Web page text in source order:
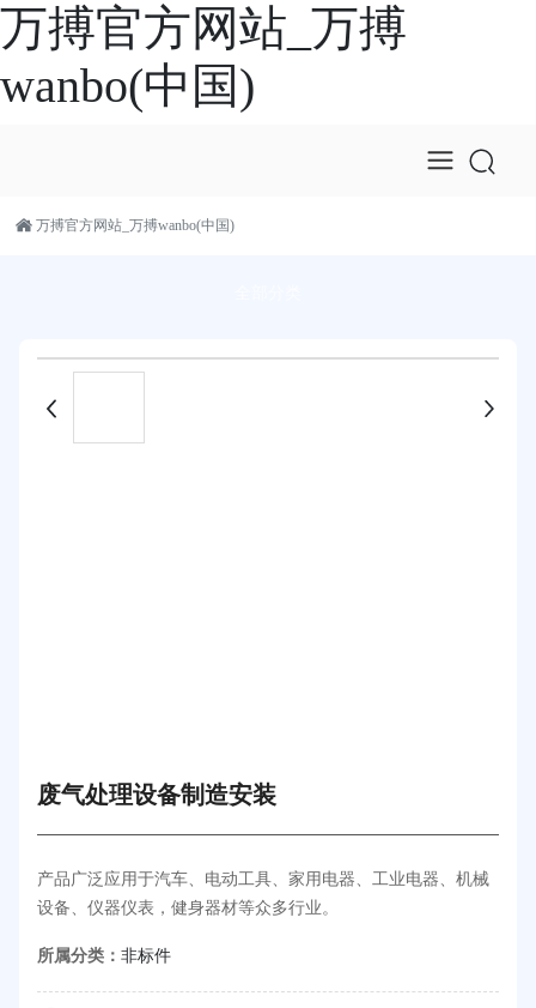
万搏官方网站_万搏
wanbo(中国)
万搏官方网站_万搏wanbo(中国)
废气处理设备制造安装
产品广泛应用于汽车、电动工具、家用电器、工业电器、机械
设备、仪器仪表，健身器材等众多行业。
所属分类： 非标件